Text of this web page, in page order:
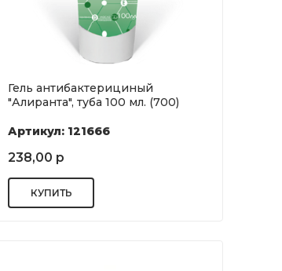
Гель антибактерициный
"Алиранта", туба 100 мл. (700)
Артикул: 121666
238,00 р